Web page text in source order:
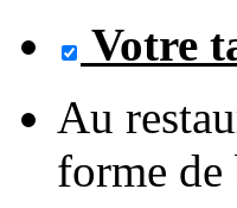
Votre
Au
forme de